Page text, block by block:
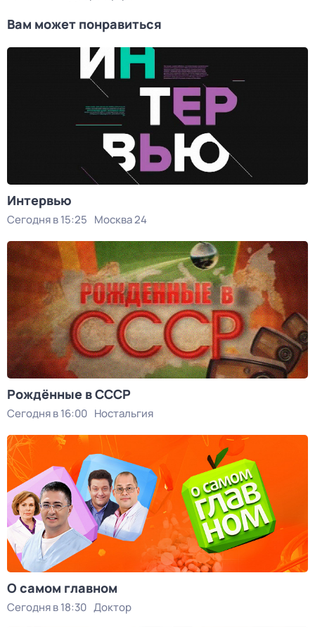
Вам может понравиться
Интервью
Сегодня в 15:25 Москва 24
Рождённые в СССР
Сегодня в 16:00 Ностальгия
О самом главном
Сегодня в 18:30 Доктор